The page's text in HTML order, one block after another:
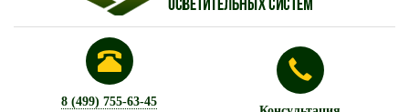
8 (499) 755-63-45